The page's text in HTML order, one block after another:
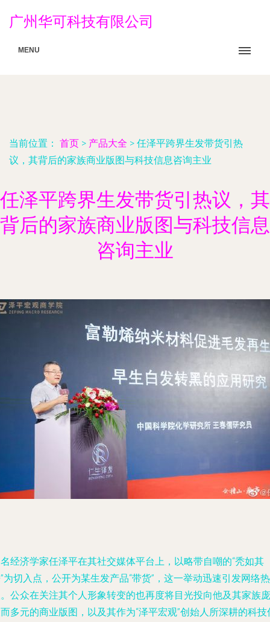
广州华可科技有限公司
MENU
当前位置： 首页 > 产品大全 > 任泽平跨界生发带货引热
议，其背后的家族商业版图与科技信息咨询主业
任泽平跨界生发带货引热议，其
背后的家族商业版图与科技信息
咨询主业
经济学家任泽平在其社交媒体平台上，以略带自嘲的“秃如其
为切入点，公开为某生发产品“带货”，这一举动迅速引发网络热
公众在关注其个人形象转变的也再度将目光投向他及其家族庞
多元的商业版图，以及其作为“泽平宏观”创始人所深耕的科技